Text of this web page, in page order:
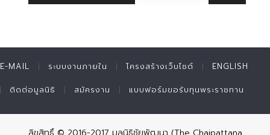
E-MAIL ระบบงานภายใน โครงสร้างเว็บไซต์ ENGLISH
ติดต่อมูลนิธิ สมัครงาน แบบฟอร์มขอรับทุนพระราชทาน